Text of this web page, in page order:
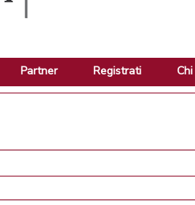
Partner Registrati